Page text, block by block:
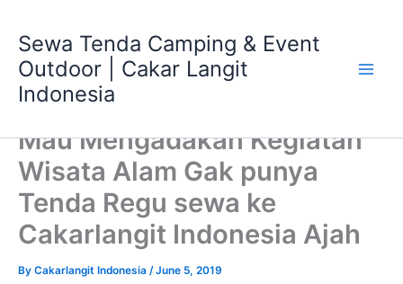
content
Sewa Tenda Camping & Event
Outdoor | Cakar Langit
Indonesia
Mau Mengadakan Kegiatan
Wisata Alam Gak punya
Tenda Regu sewa ke
Cakarlangit Indonesia Ajah
By Cakarlangit Indonesia /June 5, 2019